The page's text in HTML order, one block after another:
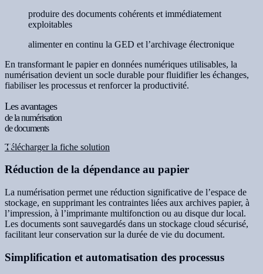
produire des documents cohérents et immédiatement
exploitables
alimenter en continu la GED et l’archivage électronique
En transformant le papier en données numériques utilisables, la
numérisation devient un socle durable pour fluidifier les échanges,
fiabiliser les processus et renforcer la productivité.
Les avantages
de la numérisation
de documents
Télécharger la fiche solution
Réduction de la dépendance au papier
La numérisation permet une réduction significative de l’espace de
stockage, en supprimant les contraintes liées aux archives papier, à
l’impression, à l’imprimante multifonction ou au disque dur local.
Les documents sont sauvegardés dans un stockage cloud sécurisé,
facilitant leur conservation sur la durée de vie du document.
Simplification et automatisation des processus